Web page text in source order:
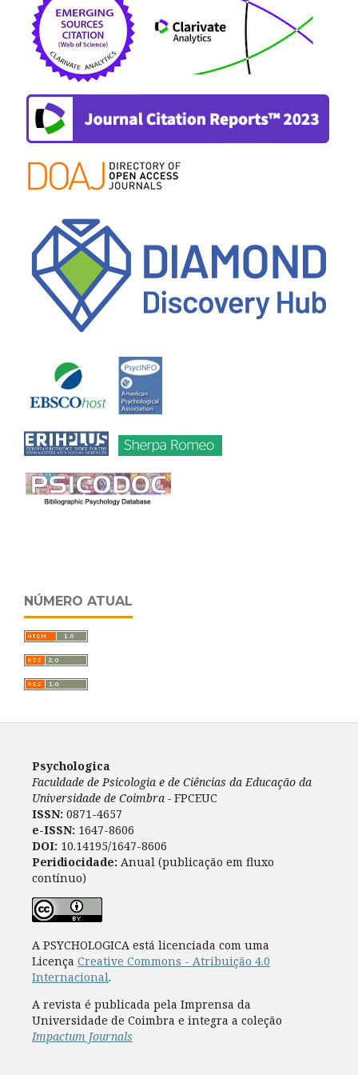
NÚMERO ATUAL
Psychologica
Faculdade de Psicologia e de Ciências da Educação da
Universidade de Coimbra - FPCEUC
ISSN: 0871-4657
e-ISSN: 1647-8606
DOI: 10.14195/1647-8606
Peridiocidade: Anual (publicação em fluxo
contínuo)
A PSYCHOLOGICA está licenciada com uma
Licença Creative Commons - Atribuição 4.0
Internacional.
A revista é publicada pela Imprensa da
Universidade de Coimbra e integra a coleção
Impactum Journals